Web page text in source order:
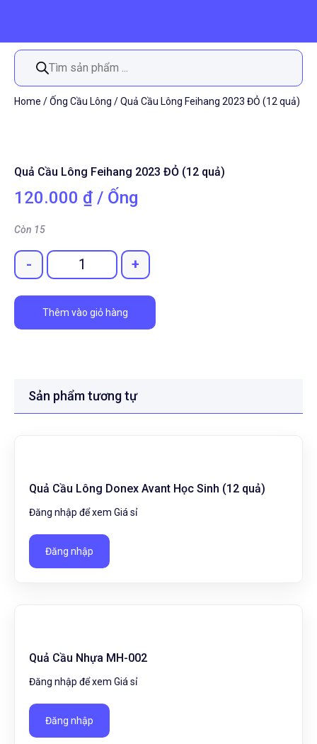
Tìm
phẩm
Home /Ống Cầu Lông / Quả Cầu Lông Feihang 2023 ĐỎ (12 quả)
Quả Cầu Lông Feihang 2023 ĐỎ (12 quả)
120.000 ₫ / Ống
Còn 15
Quantity
- +
Thêm vào giỏ hàng
Sản phẩm tương tự
Quả Cầu Lông Donex Avant Học Sinh (12 quả)
Đăng nhập để xem Giá sỉ
Đăng nhập
Quả Cầu Nhựa MH-002
Đăng nhập để xem Giá sỉ
Đăng nhập